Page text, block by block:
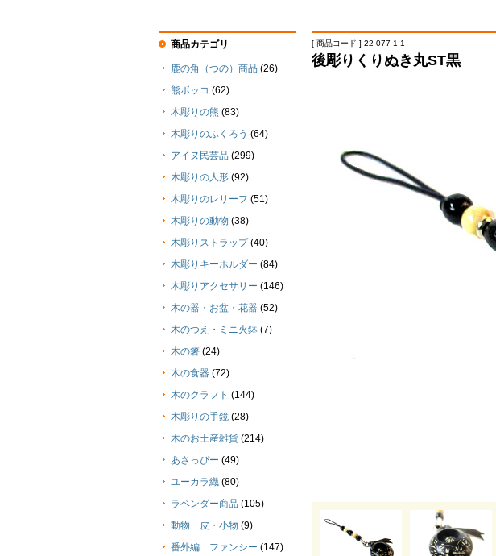
[ 商品コード ] 22-077-1-1
後彫りくりぬき丸ST黒
商品カテゴリ
鹿の角（つの）商品 (26)
熊ボッコ (62)
木彫りの熊 (83)
木彫りのふくろう (64)
アイヌ民芸品 (299)
木彫りの人形 (92)
木彫りのレリーフ (51)
木彫りの動物 (38)
木彫りストラップ (40)
木彫りキーホルダー (84)
木彫りアクセサリー (146)
木の器・お盆・花器 (52)
木のつえ・ミニ火鉢 (7)
木の箸 (24)
木の食器 (72)
木のクラフト (144)
木彫りの手鏡 (28)
木のお土産雑貨 (214)
あさっぴー (49)
ユーカラ織 (80)
ラベンダー商品 (105)
動物 皮・小物 (9)
番外編 ファンシー (147)